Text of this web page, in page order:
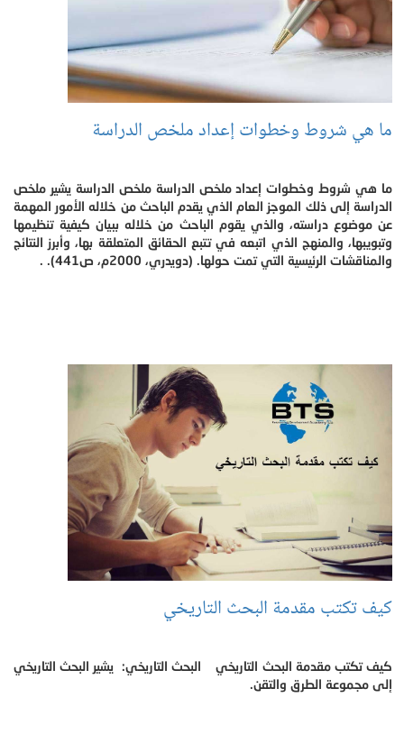
ما هي شروط وخطوات إعداد ملخص الدراسة
ما هي شروط وخطوات إعداد ملخص الدراسة ملخص الدراسة يشير ملخص
الدراسة إلى ذلك الموجز العام الذي يقدم الباحث من خلاله الأمور المهمة
عن موضوع دراسته، والذي يقوم الباحث من خلاله ببيان كيفية تنظيمها
وتبويبها، والمنهج الذي اتبعه في تتبع الحقائق المتعلقة بها، وأبرز النتائج
والمناقشات الرئيسية التي تمت حولها. (دويدري، 2000م، ص441). .
كيف تكتب مقدمة البحث التاريخي
كيف تكتب مقدمة البحث التاريخي البحث التاريخي: يشير البحث التاريخي
إلى مجموعة الطرق والتقن.